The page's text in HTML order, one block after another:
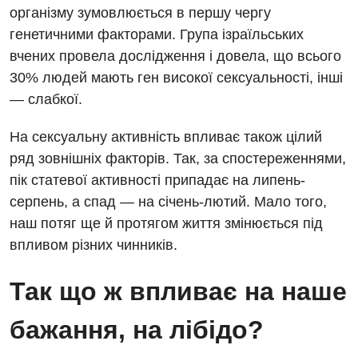
організму зумовлюється в першу чергу
генетичними факторами. Група ізраїльських
вчених провела дослідження і довела, що всього
30% людей мають ген високої сексуальності, інші
— слабкої.
На сексуальну активність впливає також цілий
ряд зовнішніх факторів. Так, за спостереженнями,
пік статевої активності припадає на липень-
серпень, а спад — на січень-лютий. Мало того,
наш потяг ще й протягом життя змінюється під
впливом різних чинників.
Так що ж впливає на наше
бажання, на лібідо?